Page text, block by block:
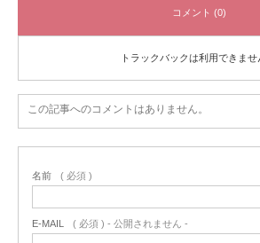
コメント (0)
トラックバックは利用できませ
この記事へのコメントはありません。
名前 ( 必須 )
E-MAIL ( 必須 ) - 公開されません -